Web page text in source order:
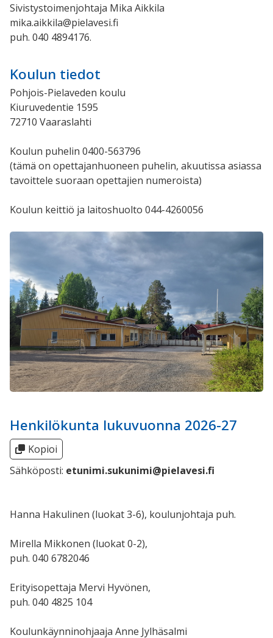
Sivistystoimenjohtaja Mika Aikkila
mika.aikkila@pielavesi.fi
puh. 040 4894176.
Koulun tiedot
Pohjois-Pielaveden koulu
Kiuruvedentie 1595
72710 Vaaraslahti
Koulun puhelin 0400-563796
(tämä on opettajanhuoneen puhelin, akuutissa asiassa
tavoittele suoraan opettajien numeroista)
Koulun keittiö ja laitoshuolto 044-4260056
Henkilökunta lukuvuonna 2026-27
Kopioi
Sähköposti: etunimi.sukunimi@pielavesi.fi
Hanna Hakulinen (luokat 3-6), koulunjohtaja puh.
Mirella Mikkonen (luokat 0-2),
puh. 040 6782046
Erityisopettaja Mervi Hyvönen,
puh. 040 4825 104
Koulunkäynninohjaaja Anne Jylhäsalmi